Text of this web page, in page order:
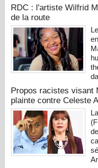
RDC : l'artiste Wilfrid
de la route
Propos racistes visant
plainte contre Celeste